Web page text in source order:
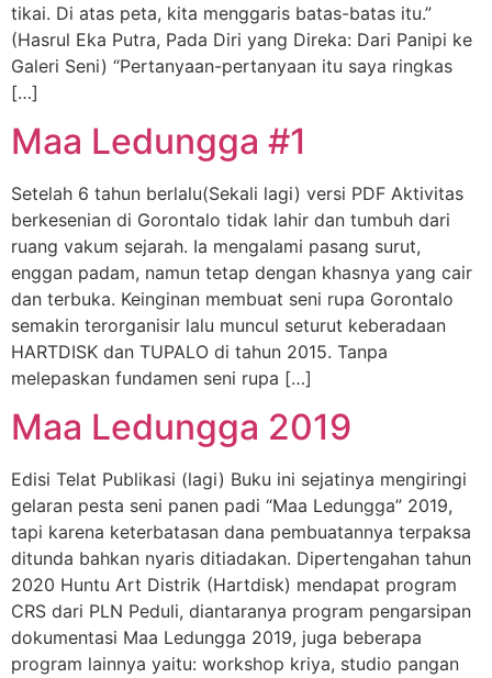
tikai. Di atas peta, kita menggaris batas-batas itu.”
(Hasrul Eka Putra, Pada Diri yang Direka: Dari Panipi ke
Galeri Seni) “Pertanyaan-pertanyaan itu saya ringkas
[…]
Maa Ledungga #1
Setelah 6 tahun berlalu(Sekali lagi) versi PDF Aktivitas
berkesenian di Gorontalo tidak lahir dan tumbuh dari
ruang vakum sejarah. Ia mengalami pasang surut,
enggan padam, namun tetap dengan khasnya yang cair
dan terbuka. Keinginan membuat seni rupa Gorontalo
semakin terorganisir lalu muncul seturut keberadaan
HARTDISK dan TUPALO di tahun 2015. Tanpa
melepaskan fundamen seni rupa […]
Maa Ledungga 2019
Edisi Telat Publikasi (lagi) Buku ini sejatinya mengiringi
gelaran pesta seni panen padi “Maa Ledungga” 2019,
tapi karena keterbatasan dana pembuatannya terpaksa
ditunda bahkan nyaris ditiadakan. Dipertengahan tahun
2020 Huntu Art Distrik (Hartdisk) mendapat program
CRS dari PLN Peduli, diantaranya program pengarsipan
dokumentasi Maa Ledungga 2019, juga beberapa
program lainnya yaitu: workshop kriya, studio pangan